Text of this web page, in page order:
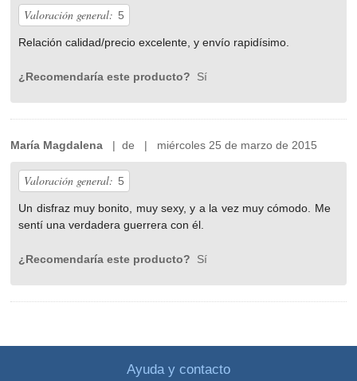
Valoración general: 5
Relación calidad/precio excelente, y envío rapidísimo.
¿Recomendaría este producto? Sí
María Magdalena | de | miércoles 25 de marzo de 2015
Valoración general: 5
Un disfraz muy bonito, muy sexy, y a la vez muy cómodo. Me
sentí una verdadera guerrera con él.
¿Recomendaría este producto? Sí
Ayuda y contacto